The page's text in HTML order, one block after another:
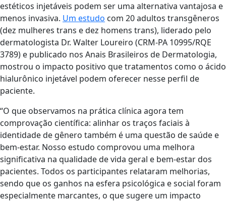
estéticos injetáveis podem ser uma alternativa vantajosa e
menos invasiva. Um estudo com 20 adultos transgêneros
(dez mulheres trans e dez homens trans), liderado pelo
dermatologista Dr. Walter Loureiro (CRM-PA 10995/RQE
3789) e publicado nos Anais Brasileiros de Dermatologia,
mostrou o impacto positivo que tratamentos como o ácido
hialurônico injetável podem oferecer nesse perfil de
paciente.
“O que observamos na prática clínica agora tem
comprovação científica: alinhar os traços faciais à
identidade de gênero também é uma questão de saúde e
bem-estar. Nosso estudo comprovou uma melhora
significativa na qualidade de vida geral e bem-estar dos
pacientes. Todos os participantes relataram melhorias,
sendo que os ganhos na esfera psicológica e social foram
especialmente marcantes, o que sugere um impacto